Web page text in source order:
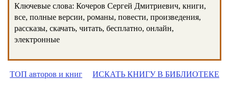
Ключевые слова: Кочеров Сергей Дмитриевич, книги,
все, полные версии, романы, повести, произведения,
рассказы, скачать, читать, бесплатно, онлайн,
электронные
ТОП авторов и книг ИСКАТЬ КНИГУ В БИБЛИОТЕКЕ